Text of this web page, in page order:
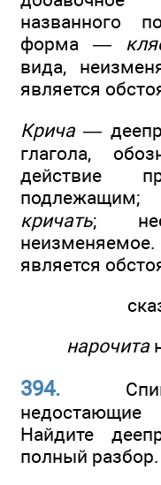
названного
форма —
вида,
является
Крича —
глагола,
действие
кричать;
является
нарочита
394.
Найдите
полный разбор.